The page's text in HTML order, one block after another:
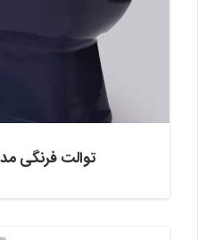
توالت فرنگی